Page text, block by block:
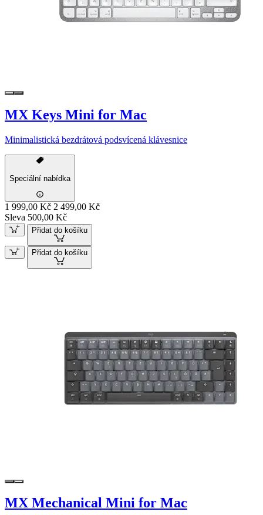
MX Keys Mini for Mac
Minimalistická bezdrátová podsvícená klávesnice
Speciální nabídka
1 999,00 Kč 2 499,00 Kč
Sleva 500,00 Kč
Přidat do košíku
Přidat do košíku
MX Mechanical Mini for Mac